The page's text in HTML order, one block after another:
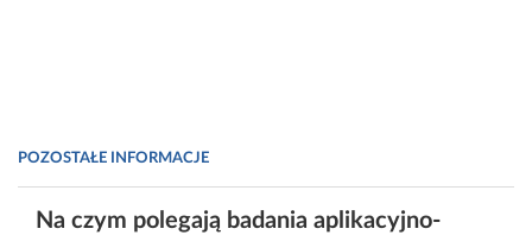
POZOSTAŁE INFORMACJE
Na czym polegają badania aplikacyjno-